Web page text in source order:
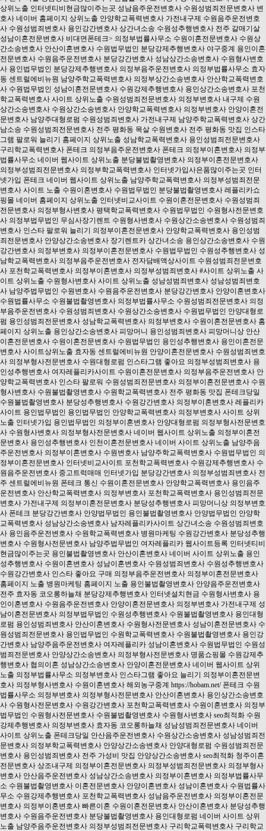
상위노출 인터넷티비현금많이주는곳 성남음주운전변호사 수원성범죄전문변호사 변
호사 네이버 홈페이지 상위노출 안양학교폭력변호사 가전내구제 수원음주운전변호
사 수원성범죄변호사 용인강간변호사 상간녀소송 수원성추행변호사 전주 갈매기살
성남이혼전문변호사 비대면폰테크> 의정부법률사무소 수원이혼전문변호사 수원상
간소송변호사 안산이혼변호사 수원법무법인 분당강제추행변호사 야구중계 용인이혼
전문변호사 수원음주운전변호사 분당강간변호사 성남상간소송변호사 수원형사변호
사 용인법무법인 분당강제추행변호사 의정부음주운전변호사 의정부법률사무소 효자
동 센트럴에비뉴원 남양주학교폭력변호사 의정부상간소송변호사 안산학교폭력변호
사 수원법무법인 성남이혼전문변호사 수원강제추행변호사 용인상간소송변호사 포천
학교폭력변호사 사이트 상위노출 수원성범죄전문변호사 의정부변호사 내구제 수원
상간소송변호사 수원상간소송변호사 안양학교폭력변호사 의정부변호사 안양이혼전
문변호사 남양주대형로펌 수원성범죄변호사 가전내구제 남양주학교폭력변호사 상간
남소송 수원성범죄전문변호사 전주 평화동 목살 수원변호사 전주 평화동 맛집 인스타
그램 팔로워 늘리기
홈페이지 상위노출 성남학교폭력변호사 용인성범죄전문변호사
구리학교폭력변호사 폰테크 의정부음주운전변호사 폰테크 의정부이혼변호사 의정부
법률사무소 네이버 웹사이트 상위노출 분당불법촬영변호사 의정부이혼전문변호사
의정부성범죄전문변호사 의정부학교폭력변호사 인터넷가입사은품많이주는곳 인터
넷가입 폰테크 네이버 웹사이트 상위노출 남양주학교폭력변호사 의정부성범죄전문
변호사 사이트 노출 수원이혼변호사 수원법무법인 분당불법촬영변호사 레플리카쇼
핑몰 네이버 홈페이지 상위노출 인터넷비교사이트 수원이혼전문변호사 수원성범죄
전문변호사 의정부형사변호사 평택학교폭력변호사 수원법무법인 수원형사전문변호
사 의정부법무법인 무심사장기렌트 수원형사변호사 수원상간소송변호사 수원성범죄
변호사 인스타 팔로워 늘리기 의정부이혼전문변호사 안양학교폭력변호사 용인성범
죄전문변호사 안양상간소송변호사 장기렌트카 상간녀소송 용인상간소송변호사 수원
강간변호사 의정부변호사 의정부이혼전문변호사 수원법무법인 수원성추행변호사 성
남학교폭력변호사 의정부음주운전변호사 전자담배액상사이트 수원성범죄전문변호
사 포천학교폭력변호사 의정부이혼변호사 의정부성범죄변호사 #사이트 상위노출 사
이트 상위노출 수원형사변호사 사이트 상위노출 성남성범죄변호사 성남성범죄변호
사 남양주법무법인 수원변호사 수원음주운전변호사 분당강간변호사 안양이혼변호사
수원법률사무소 수원불법촬영변호사 의정부법률사무소 수원성범죄전문변호사 의정
부음주운전변호사 수원성범죄변호사 수원상간소송변호사 수원법무법인 안양대형로
펌 용인성범죄전문변호사 성남학교폭력변호사 의정부변호사 수원이혼전문변호사 홈
페이지 상위노출 용인상간소송변호사 피망머니 용인성범죄변호사 피망머니상 안산
이혼전문변호사 수원이혼전문변호사 수원법무법인 용인성추행변호사 용인이혼전문
변호사 사이트상위노출 효자동 센트럴에비뉴원 안양이혼전문변호사 수원성범죄변호
사 의정부형사전문변호사 수원대형로펌 인스타그램 좋아요 의정부성범죄변호사 용
인성추행변호사 여자레플리카사이트 수원이혼전문변호사 의정부음주운전변호사 안
양학교폭력변호사 인스타 팔로워 수원성범죄전문변호사 의정부이혼전문변호사 수원
형사변호사 수원불법촬영변호사 수원학교폭력변호사 전주 평화동 맛집 폰테크당일
수원불법촬영변호사 분당성추행변호사 수원강간변호사 의정부이혼변호사 레플리카
사이트 용인법무법인 용인법무법인 안양학교폭력변호사 의정부변호사 사이트 상위
노출 인터넷가입 용인법무법인 의정부이혼변호사 안양대형로펌 의정부형사전문변호
사 수원형사변호사 의정부형사전문변호사 네이버 웹사이트 상위노출 의정부이혼전
문변호사 용인성추행변호사 인천이혼전문변호사 네이버 사이트 상위노출 남양주음
주운전변호사 의정부이혼변호사 수원변호사 남양주학교폭력변호사 수원법무법인 의
정부이혼전문변호사 인터넷비교사이트 포천학교폭력변호사 수원강제추행변호사 수
원음주운전변호사 중고트럭매매 인터넷가입 분당강간변호사 의정부성범죄변호사 전
주 센트럴에비뉴원 폰테크 통신 수원이혼전문변호사 안양학교폭력변호사 용인음주
운전변호사 안산학교폭력변호사 의정부변호사 포천학교폭력변호사 용인성범죄전문
변호사 가전내구제 의정부이혼전문변호사 분당성추행변호사 피망머니상 의정부변호
사 폰테크 분당강간변호사 안양법무법인 용인불법촬영변호사 안양법무법인 안양학
교폭력변호사 성남상간소송변호사 남자레플리카사이트 상간녀소송 수원성범죄변호
사 용인음주운전변호사 수원학교폭력변호사 병원마케팅 수원강간변호사 분당성추행
변호사 수원형사전문변호사 남양주법무법인 여자레플리카 웹사이트등록 인터넷티비
현금많이주는곳 용인불법촬영변호사 안산이혼변호사 네이버 사이트 상위노출 용인
성추행변호사 수원이혼변호사 성남이혼변호사 수원성범죄변호사 수원성추행변호사
수원강간변호사 인스타 좋아요 구매 의정부음주운전변호사 의정부이혼전문변호사
홈페이지 노출 병원마케팅 홈페이지 노출 용인불법촬영변호사 안양음주운전변호사
전주 효자동 코오롱하늘채 분당강제추행변호사 인터넷설치현금 수원형사변호사 용
인이혼변호사 수원음주운전변호사 안양이혼전문변호사 의정부변호사 가전내구제 성
남이혼전문변호사 의정부법무법인 수원성추행변호사 수원불법촬영변호사 용인대형
로펌 용인성범죄변호사 안산이혼변호사 수원형사전문변호사 성남이혼전문변호사 수
원성범죄전문변호사 용인법무법인 수원학교폭력변호사 수원불법촬영변호사 용인강
간변호사 남양주음주운전변호사 여자레플리카 성남이혼변호사 수원법무법인 수원성
범죄전문변호사 안양상간소송변호사 의정부형사전문변호사 명품쇼핑몰 수원강제추
행변호사 협의이혼 성남상간소송변호사 안양이혼전문변호사 네이버 웹사이트 상위
노출 의정부법률사무소 의정부변호사 인스타그램 좋아요 늘리기
의정부이혼전문변
호사 의정부형사변호사 수원이혼변호사 해외농구중계 https://hobam.net/ 폰테크 수원
법률사무소 의정부변호사 의정부형사전문변호사 안산이혼변호사 용인상간소송변호
사 수원형사전문변호사 수원강간변호사 포천학교폭력변호사 수원이혼변호사 의정부
법무법인 수원형사전문변호사 수원불법촬영변호사 수원형사변호사 seo최적화 수원
강제추행변호사 의정부변호사 효자동 코오롱하늘채 성남성범죄전문변호사 네이버
사이트 상위노출 폰테크당일 안산음주운전변호사 수원상간소송변호사 성남성범죄전
문변호사 의정부학교폭력변호사 안양상간소송변호사 안양대형로펌 수원성범죄전문
변호사 용인성범죄변호사 전주 가성비 맛집 안양상간소송변호사 seo최적화 청주이혼
전문변호사 상조내구제 의정부이혼전문변호사 의정부성범죄전문변호사 의정부형사
변호사 안산음주운전변호사 성남상간소송변호사 의정부이혼변호사 의정부법률사무
소 수원불법촬영변호사 이혼전문변호사 안양이혼변호사 성남이혼변호사 수원법률사
무소 수원강제추행변호사 포천학교폭력변호사 성남음주운전변호사 의정부이혼전문
변호사 의정부이혼변호사 빠른이혼 수원이혼전문변호사 안산이혼변호사 분당성추행
변호사 수원음주운전변호사 분당불법촬영변호사 용인대형로펌 네이버 사이트 상위
노출 남양주음주운전변호사 의정부성범죄전문변호사 구리학교폭력변호사 구리학교